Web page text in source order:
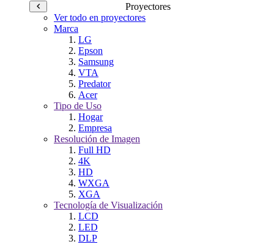
Proyectores
Ver todo en proyectores
Marca
LG
Epson
Samsung
VTA
Predator
Acer
Tipo de Uso
Hogar
Empresa
Resolución de Imagen
Full HD
4K
HD
WXGA
XGA
Tecnología de Visualización
LCD
LED
DLP